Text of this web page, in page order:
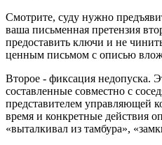
Смотрите, суду нужно
ваша письменная претензия
предоставить ключи и не
ценным письмом с описью
Второе - фиксация недопуска.
составленные совместно с
представителем управляющей
время и конкретные действия
«выталкивал из тамбура»,